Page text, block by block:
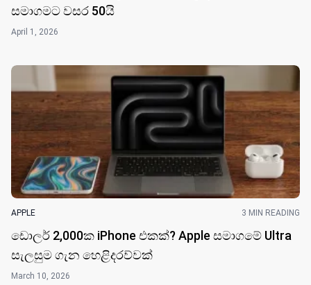
සමාගමට වසර 50​යි
April 1, 2026
APPLE 3 MIN READING
ඩොලර් 2,000ක iPhone එකක්? Apple සමාගමේ Ultra
සැලසුම ගැන හෙළිදරව්වක්
March 10, 2026